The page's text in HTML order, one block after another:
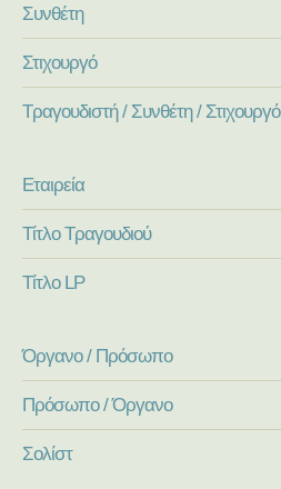
Συνθέτη
Στιχουργό
Τραγουδιστή / Συνθέτη / Στιχουργό
Εταιρεία
Τίτλο Τραγουδιού
Τίτλο LP
Όργανο / Πρόσωπο
Πρόσωπο / Όργανο
Σολίστ